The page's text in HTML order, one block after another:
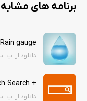
برنامه های مشابه
gauge
دانلود از اپ
+ Touch Search
دانلود از اپ